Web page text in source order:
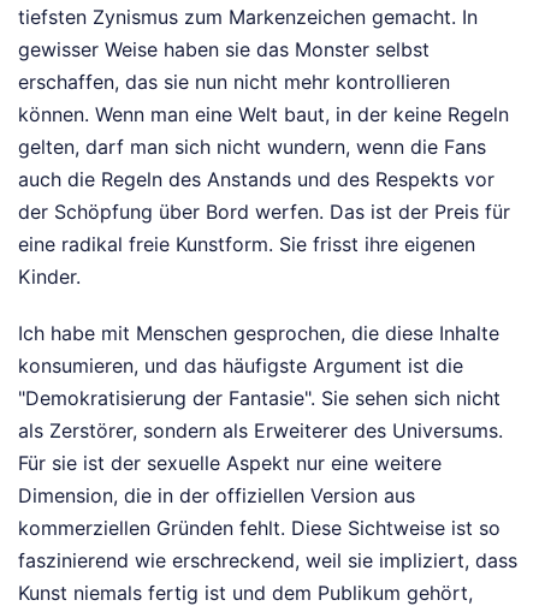
tiefsten Zynismus zum Markenzeichen gemacht. In
gewisser Weise haben sie das Monster selbst
erschaffen, das sie nun nicht mehr kontrollieren
können. Wenn man eine Welt baut, in der keine Regeln
gelten, darf man sich nicht wundern, wenn die Fans
auch die Regeln des Anstands und des Respekts vor
der Schöpfung über Bord werfen. Das ist der Preis für
eine radikal freie Kunstform. Sie frisst ihre eigenen
Kinder.
Ich habe mit Menschen gesprochen, die diese Inhalte
konsumieren, und das häufigste Argument ist die
"Demokratisierung der Fantasie". Sie sehen sich nicht
als Zerstörer, sondern als Erweiterer des Universums.
Für sie ist der sexuelle Aspekt nur eine weitere
Dimension, die in der offiziellen Version aus
kommerziellen Gründen fehlt. Diese Sichtweise ist so
faszinierend wie erschreckend, weil sie impliziert, dass
Kunst niemals fertig ist und dem Publikum gehört,